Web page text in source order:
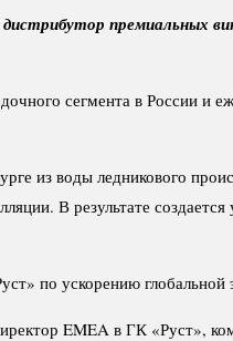
премиальных
сегмента в России
из воды ледникового
В результате
по ускорению глобальной
EMEA в ГК «Руст»,